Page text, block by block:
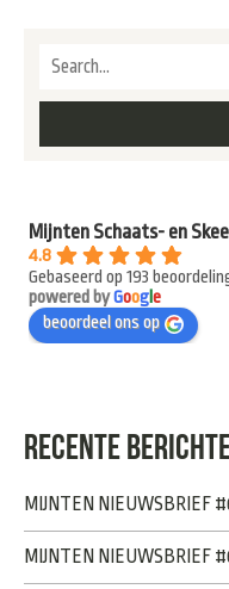
Mijnten Schaats- en
4.8
Gebaseerd op 193
powered byGoogle
beoordeel ons op
RECENTE
MIJNTEN NIEUWSBRIEF
MIJNTEN NIEUWSBRIEF